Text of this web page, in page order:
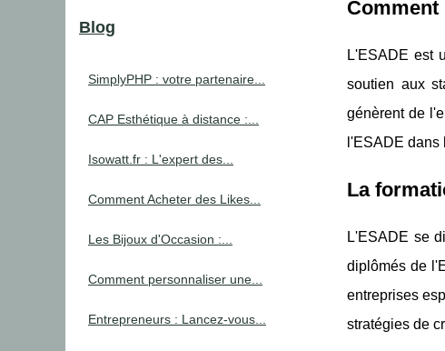
L'ESADE est
soutien aux
génèrent de
l'ESADE
La
L'ESADE se
diplômés de
entreprises
stratégies de
Blog
SimplyPHP : votre partenaire...
CAP Esthétique à distance :...
Isowatt.fr : L'expert des...
Comment Acheter des Likes...
Les Bijoux d'Occasion :...
Comment personnaliser une...
Entrepreneurs : Lancez-vous...